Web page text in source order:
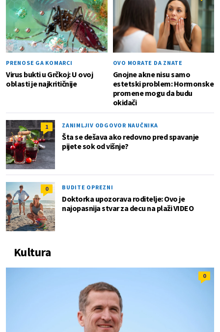
PRENOSE GA KOMARCI
Virus bukti u Grčkoj: U ovoj
oblasti je najkritičnije
OVO MORATE DA ZNATE
Gnojne akne nisu samo
estetski problem: Hormonske
promene mogu da budu
okidači
1 ZANIMLJIV ODGOVOR NAUČNIKA
Šta se dešava ako redovno pred spavanje
pijete sok od višnje?
0 BUDITE OPREZNI
Doktorka upozorava roditelje: Ovo je
najopasnija stvar za decu na plaži VIDEO
Kultura
0